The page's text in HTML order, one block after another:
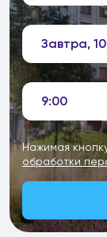
Завтра,
9:00
Нажимая
обработки